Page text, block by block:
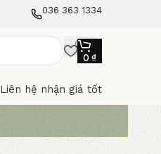
036 363 1334
0 ₫
Liên hệ nhận giá tốt